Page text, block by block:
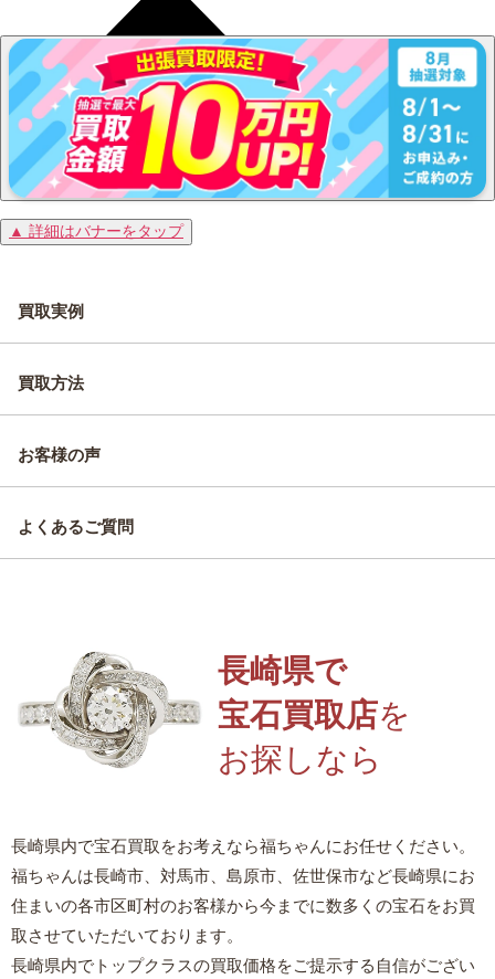
▲ 詳細はバナーをタップ
買取実例
買取方法
お客様の声
よくあるご質問
長崎県で
宝石買取店を
お探しなら
長崎県内で宝石買取をお考えなら福ちゃんにお任せください。
福ちゃんは長崎市、対馬市、島原市、佐世保市など長崎県にお
住まいの各市区町村のお客様から今までに数多くの宝石をお買
取させていただいております。
長崎県内でトップクラスの買取価格をご提示する自信がござい